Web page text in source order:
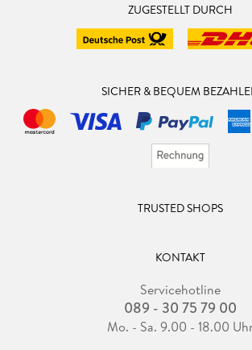
ZUGESTELLT DURCH
SICHER & BEQUEM
TRUSTED SHOPS
KONTAKT
Servicehotline
089 - 30 75 79 00
Mo. - Sa. 9.00 - 18.00